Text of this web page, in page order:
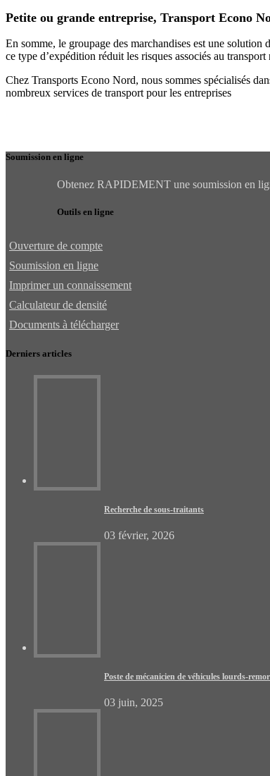
Petite ou grande entreprise, Transport Econo
En somme, le groupage des marchandises est une
ce type d’expédition réduit les risques associés au
Chez Transports Econo Nord, nous sommes spécialisés
nombreux services de transport pour les entreprises
Soumission en ligne
Obtenez RAPIDEMENT une soumission en
Outils en ligne
Ouverture de compte
Soumission en ligne
Imprimer un connaissement
Calculateur de densité
Documents à télécharger
Derniers articles
Recherche de sous-traitants
03 février, 2026
Poste de mécanicien de véhicules lourds-
03 juin, 2025